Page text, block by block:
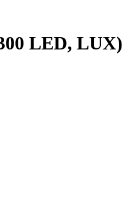
LED,